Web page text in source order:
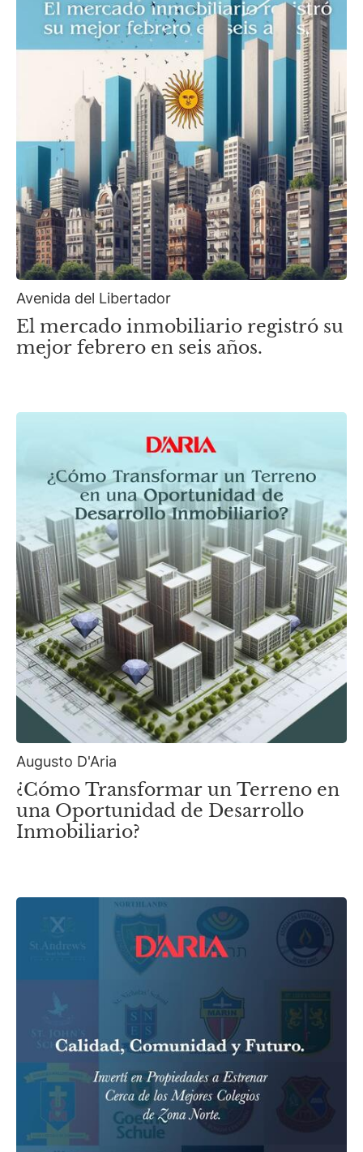
Avenida del Libertador
El mercado inmobiliario registró su
mejor febrero en seis años.
Augusto D'Aria
¿Cómo Transformar un Terreno en
una Oportunidad de Desarrollo
Inmobiliario?